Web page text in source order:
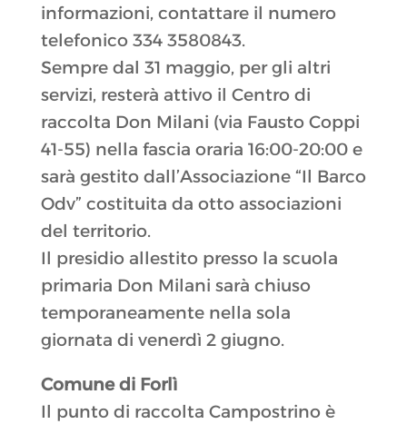
informazioni, contattare il numero
telefonico 334 3580843.
Sempre dal 31 maggio, per gli altri
servizi, resterà attivo il Centro di
raccolta Don Milani (via Fausto Coppi
41-55) nella fascia oraria 16:00-20:00 e
sarà gestito dall’Associazione “Il Barco
Odv” costituita da otto associazioni
del territorio.
Il presidio allestito presso la scuola
primaria Don Milani sarà chiuso
temporaneamente nella sola
giornata di venerdì 2 giugno.
Comune di Forlì
Il punto di raccolta Campostrino è